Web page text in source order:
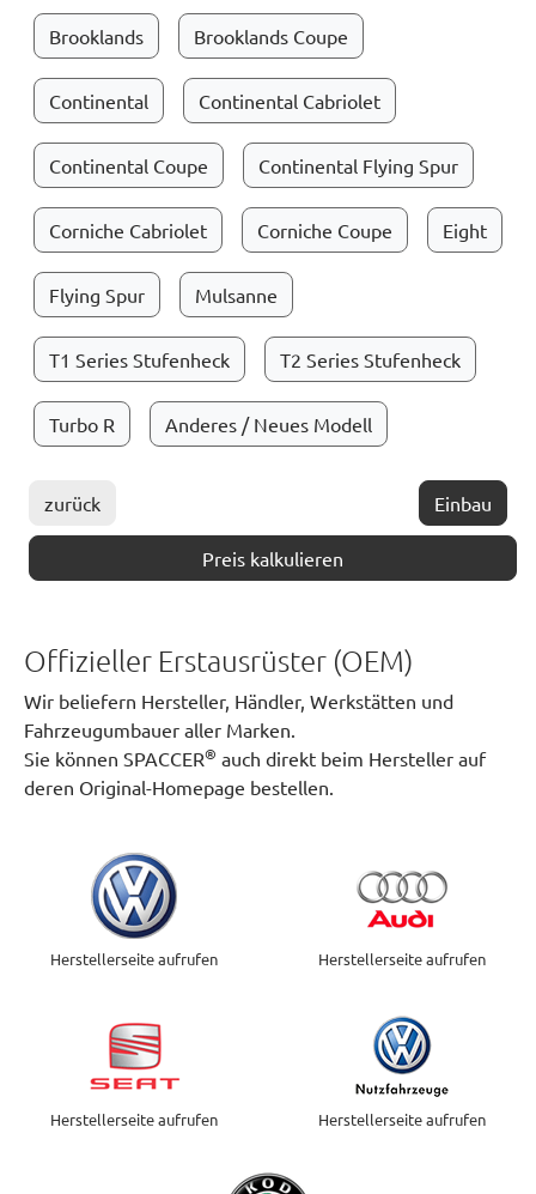
Brooklands Brooklands Coupe
Continental Continental Cabriolet
Continental Coupe Continental Flying Spur
Corniche Cabriolet Corniche Coupe Eight
Flying Spur Mulsanne
T1 Series Stufenheck T2 Series Stufenheck
Turbo R Anderes / Neues Modell
zurück Einbau
Preis kalkulieren
Offizieller Erstausrüster (OEM)
Wir beliefern Hersteller, Händler, Werkstätten und
Fahrzeugumbauer aller Marken.
Sie können SPACCER® auch direkt beim Hersteller auf
deren Original-Homepage bestellen.
Herstellerseite aufrufen Herstellerseite aufrufen
Herstellerseite aufrufen Herstellerseite aufrufen